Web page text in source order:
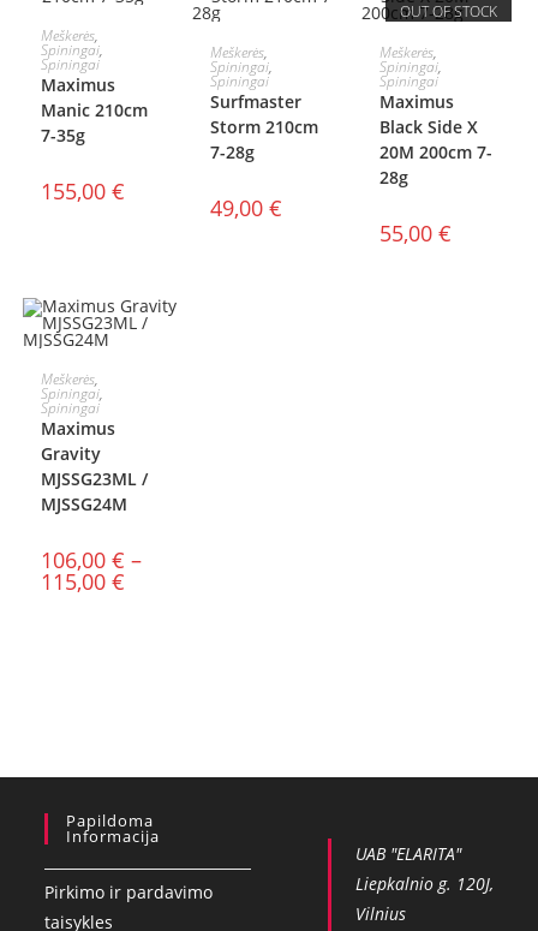
Į KREPŠELĮ
Meškerės,
Spiningai,
Spiningai
Maximus
Manic 210cm
7-35g
155,00 €
Į KREPŠELĮ
Meškerės,
Spiningai,
Spiningai
Surfmaster
Storm 210cm
7-28g
49,00 €
OUT OF STOCK
DAUGIAU
Meškerės,
Spiningai,
Spiningai
Maximus
Black Side X
20M 200cm 7-
28g
55,00 €
PASIRINKTI
SAVYBES
Meškerės,
Spiningai,
Spiningai
Maximus
Gravity
MJSSG23ML /
MJSSG24M
106,00 € –
115,00 €
Papildoma
Informacija
Pirkimo ir pardavimo
taisykles
UAB "ELARITA"
Liepkalnio g. 120J,
Vilnius